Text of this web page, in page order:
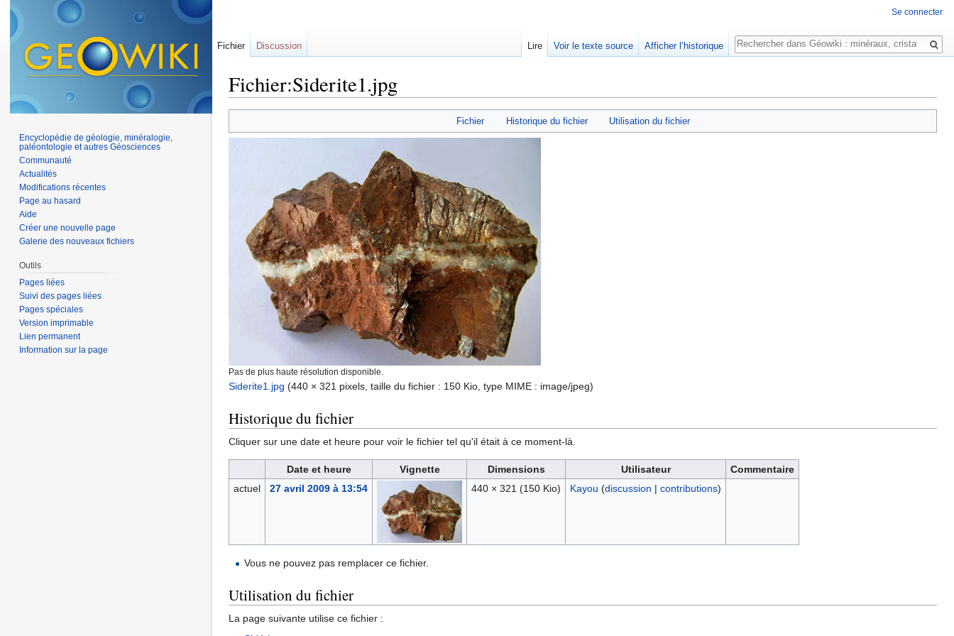
Fichier:Siderite1.jpg
Fichier Historique du fichier Utilisation du fichier
Pas de plus haute résolution disponible.
Siderite1.jpg (440 × 321 pixels, taille du fichier : 150 Kio, type MIME : image/jpeg)
Historique du fichier
Cliquer sur une date et heure pour voir le fichier tel qu'il était à ce moment-là.
Date et heure Vignette Dimensions Utilisateur
Commentaire
actuel
27 avril 2009 à 13:54 440 × 321 (150 Kio) Kayou (discussion | contributions)
Vous ne pouvez pas remplacer ce fichier.
Utilisation du fichier
La page suivante utilise ce fichier :
Se connecter
Fichier Discussion Lire Voir le texte source Afficher l’historique
Rechercher
Encyclopédie de géologie, minéralogie,
paléontologie et autres Géosciences
Communauté
Actualités
Modifications récentes
Page au hasard
Aide
Créer une nouvelle page
Galerie des nouveaux fichiers
Outils
Pages liées
Suivi des pages liées
Pages spéciales
Version imprimable
Lien permanent
Information sur la page